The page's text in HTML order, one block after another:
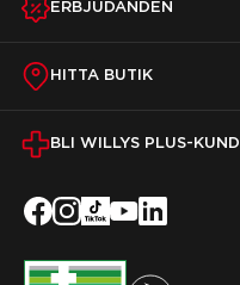
ERBJUDANDEN
HITTA BUTIK
BLI WILLYS PLUS-KUND